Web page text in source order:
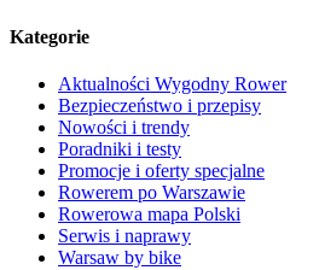
Kategorie
Aktualności Wygodny Rower
Bezpieczeństwo i przepisy
Nowości i trendy
Poradniki i testy
Promocje i oferty specjalne
Rowerem po Warszawie
Rowerowa mapa Polski
Serwis i naprawy
Warsaw by bike